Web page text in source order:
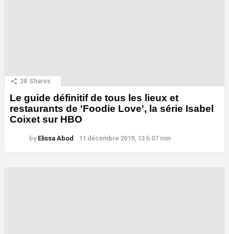
38 Shares
Le guide définitif de tous les lieux et
restaurants de 'Foodie Love', la série Isabel
Coixet sur HBO
by Elissa Abod 11 décembre 2019, 13 h 07 min